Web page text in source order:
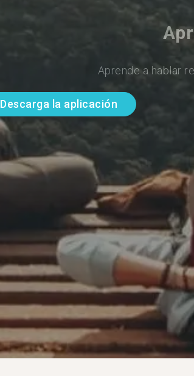
Aprende a hablar
Descarga la aplicación